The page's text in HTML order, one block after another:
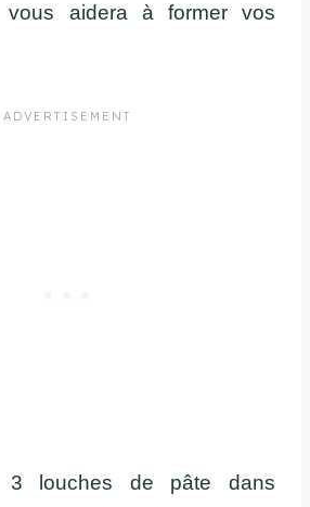
vous aidera à former vos
louches de pâte dans